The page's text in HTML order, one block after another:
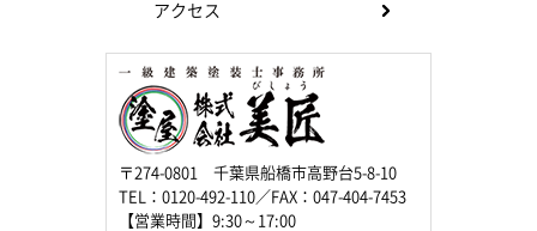
アクセス
〒274-0801 千葉県船橋市高野台5-8-10
TEL：0120-492-110／FAX：047-404-7453
【営業時間】9:30～17:00